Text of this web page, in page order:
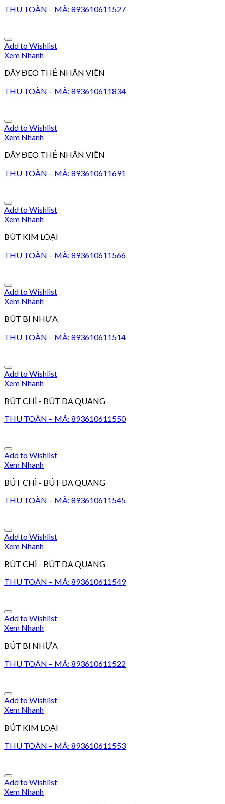
THU TOÀN – MÃ: 893610611527
Add to Wishlist
Xem Nhanh
DÂY ĐEO THẺ NHÂN VIÊN
THU TOÀN – MÃ: 893610611834
Add to Wishlist
Xem Nhanh
DÂY ĐEO THẺ NHÂN VIÊN
THU TOÀN – MÃ: 893610611691
Add to Wishlist
Xem Nhanh
BÚT KIM LOẠI
THU TOÀN – MÃ: 893610611566
Add to Wishlist
Xem Nhanh
BÚT BI NHỰA
THU TOÀN – MÃ: 893610611514
Add to Wishlist
Xem Nhanh
BÚT CHÌ - BÚT DA QUANG
THU TOÀN – MÃ: 893610611550
Add to Wishlist
Xem Nhanh
BÚT CHÌ - BÚT DA QUANG
THU TOÀN – MÃ: 893610611545
Add to Wishlist
Xem Nhanh
BÚT CHÌ - BÚT DA QUANG
THU TOÀN – MÃ: 893610611549
Add to Wishlist
Xem Nhanh
BÚT BI NHỰA
THU TOÀN – MÃ: 893610611522
Add to Wishlist
Xem Nhanh
BÚT KIM LOẠI
THU TOÀN – MÃ: 893610611553
Add to Wishlist
Xem Nhanh